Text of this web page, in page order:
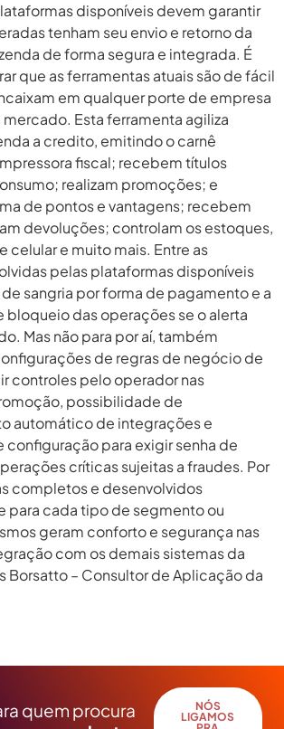
disponíveis devem garantir
tenham seu envio e retorno da
de forma segura e integrada. É
que as ferramentas atuais são de fácil
em qualquer porte de empresa
Esta ferramenta agiliza
a credito, emitindo o carnê
fiscal; recebem títulos
realizam promoções; e
de pontos e vantagens; recebem
devoluções; controlam os estoques,
celular e muito mais. Entre as
pelas plataformas disponíveis
sangria por forma de pagamento e a
das operações se o alerta
Mas não para por aí, também
de regras de negócio de
controles pelo operador nas
possibilidade de
automático de integrações e
para exigir senha de
críticas sujeitas a fraudes. Por
completos e desenvolvidos
para cada tipo de segmento ou
geram conforto e segurança nas
com os demais sistemas da
Borsatto – Consultor de Aplicação da
quem procura
NÓS
LIGAMOS